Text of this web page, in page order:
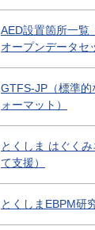
AED設置箇所一覧
オープンデータセ
GTFS-JP（標準的
ォーマット）
とくしま はぐく
て支援）
とくしまEBPM研